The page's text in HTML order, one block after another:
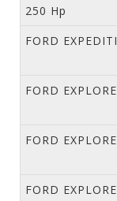
250 Hp
FORD
FORD
FORD
FORD